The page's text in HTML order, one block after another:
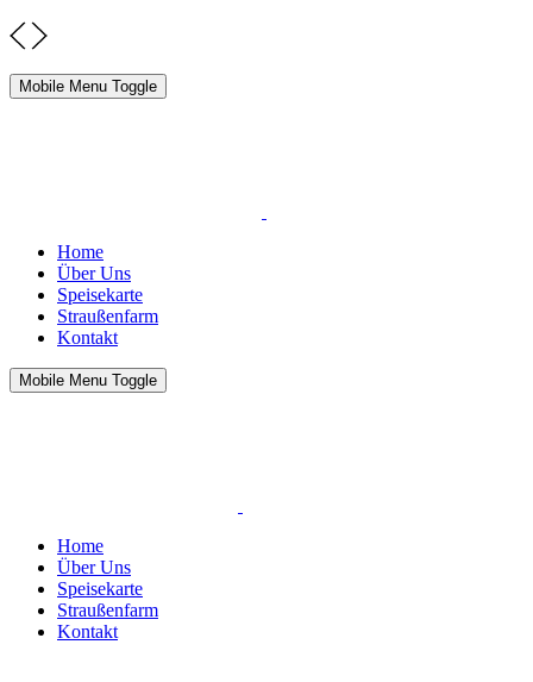
Mobile Menu Toggle
Home
Über Uns
Speisekarte
Straußenfarm
Kontakt
Mobile Menu Toggle
Home
Über Uns
Speisekarte
Straußenfarm
Kontakt